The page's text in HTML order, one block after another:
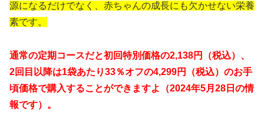
源になるだけでなく、赤ちゃんの成長にも欠かせない栄養
素です。
通常の定期コースだと初回特別価格の2,138円（税込）、
2回目以降は1袋あたり33％オフの4,299円（税込）のお手
頃価格で購入することができますよ（2024年5月28日の情
報です）。